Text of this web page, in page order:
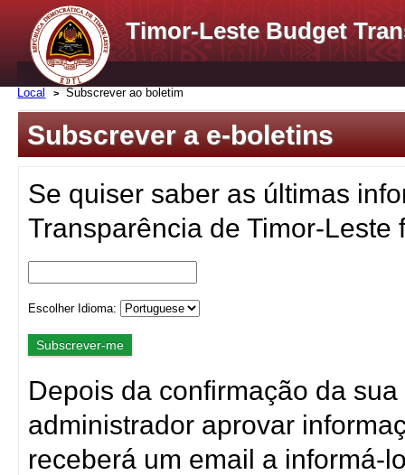
Timor-Leste Budget
Local Subscrever ao boletim
Subscrever a e-boletins
Se quiser saber as últimas
Transparência de Timor-Leste
Escolher Idioma:
Depois da confirmação da
administrador aprovar
receberá um email a informá-